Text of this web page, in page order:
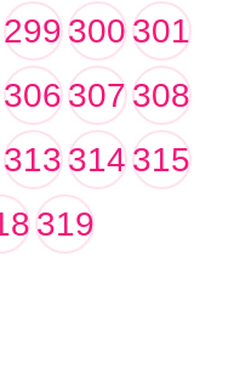
299300301
306307308
313314315
319